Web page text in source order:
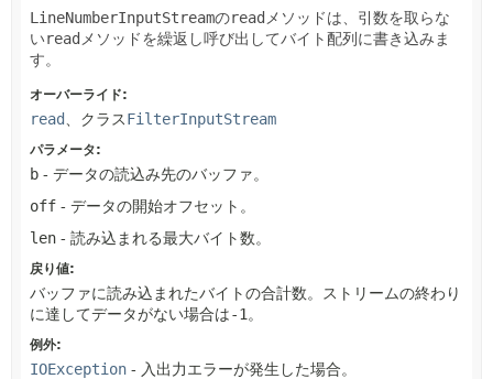
LineNumberInputStreamのread メソッドは、引数を取らな
いread メソッドを繰返し呼び出してバイト配列に書き込みま
す。
オーバーライド:
read 、クラスFilterInputStream
パラメータ:
b - データの読込み先のバッファ。
off - データの開始オフセット。
len - 読み込まれる最大バイト数。
戻り値:
バッファに読み込まれたバイトの合計数。ストリームの終わり
に達してデータがない場合は-1 。
例外:
IOException - 入出力エラーが発生した場合。